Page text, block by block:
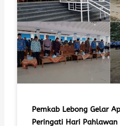
Pemkab Lebong Gelar
Peringati Hari Pahlawan